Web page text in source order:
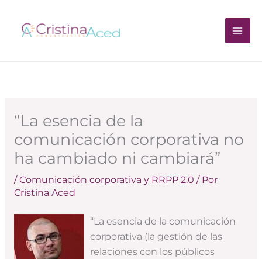
contenido
“La esencia de la
comunicación corporativa no
ha cambiado ni cambiará”
/Comunicación corporativa y RRPP 2.0 / Por
Cristina Aced
“La esencia de la comunicación
corporativa (la gestión de las
relaciones con los públicos